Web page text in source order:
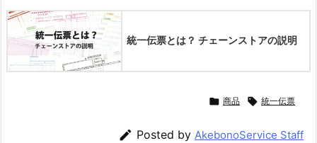
統一伝票とは？ チェーンストアの説明
 商品  統一伝票
 Posted by AkebonoService Staff